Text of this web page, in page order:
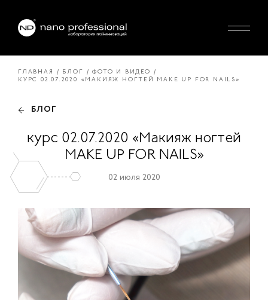
ГЛАВНАЯ БЛОГ
ФОТО И ВИДЕО
КУРС 02.07.2020 «МАКИЯЖ НОГТЕЙ MAKE UP FOR NAILS»
БЛОГ
курс 02.07.2020 «Макияж ногтей
MAKE UP FOR NAILS»
02 июля 2020